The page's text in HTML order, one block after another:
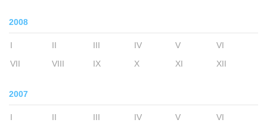
2008
I II III IV V
VI
VII
VIII IX X XI XII
2007
I II III IV V
VI